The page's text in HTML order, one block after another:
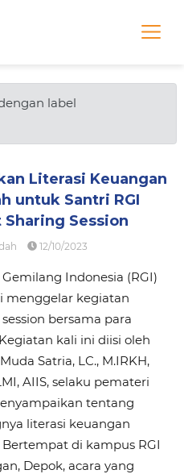
label
Literasi Keuangan
untuk Santri RGI
Sharing Session
12/10/2023
Indonesia (RGI)
menggelar kegiatan
bersama para
kali ini diisi oleh
Satria, LC., M.IRKH,
AIIS, selaku pemateri
tentang
literasi keuangan
Bertempat di kampus RGI
Depok, acara yang